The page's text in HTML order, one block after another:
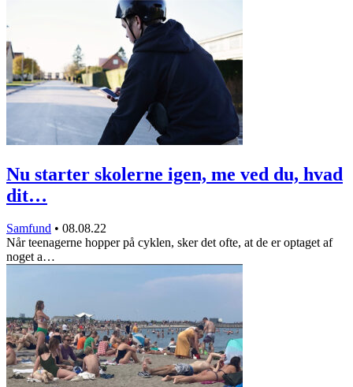
Nu starter skolerne igen, me ved du, hvad
dit…
Samfund • 08.08.22
Når teenagerne hopper på cyklen, sker det ofte, at de er optaget af
noget a…